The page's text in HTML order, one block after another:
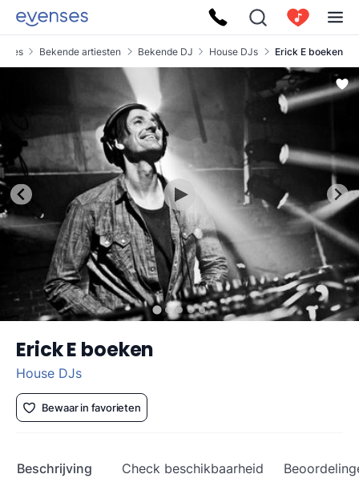
Bekende artiesten Bekende DJ House DJs Erick E boeken
Erick E boeken
House DJs
Bewaar in favorieten
Beschrijving Check beschikbaarheid